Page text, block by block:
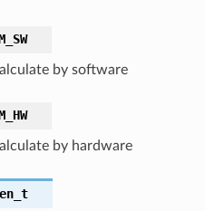
by software
by hardware